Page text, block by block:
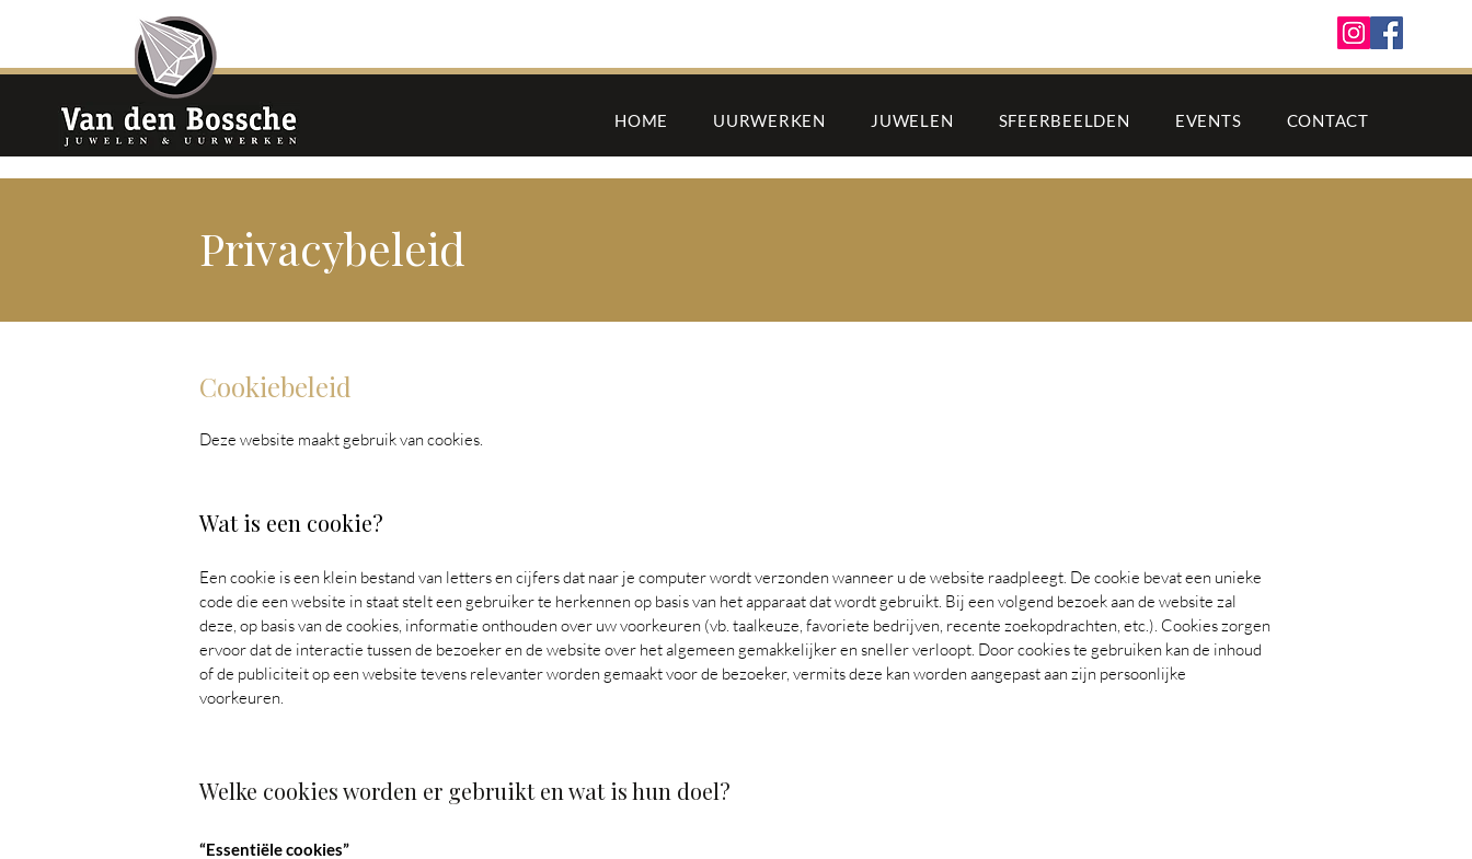
HOME UURWERKEN JUWELEN SFEERBEELDEN EVENTS CONTACT
Privacybeleid
Cookiebeleid
Deze website maakt gebruik van cookies.
Wat is een cookie?
Een cookie is een klein bestand van letters en cijfers dat naar je computer wordt verzonden wanneer u de website raadpleegt. De cookie bevat een unieke
code die een website in staat stelt een gebruiker te herkennen op basis van het apparaat dat wordt gebruikt. Bij een volgend bezoek aan de website zal
deze, op basis van de cookies, informatie onthouden over uw voorkeuren (vb. taalkeuze, favoriete bedrijven, recente zoekopdrachten, etc.). Cookies zorgen
ervoor dat de interactie tussen de bezoeker en de website over het algemeen gemakkelijker en sneller verloopt. Door cookies te gebruiken kan de inhoud
of de publiciteit op een website tevens relevanter worden gemaakt voor de bezoeker, vermits deze kan worden aangepast aan zijn persoonlijke
voorkeuren.
Welke cookies worden er gebruikt en wat is hun doel?
“Essentiële cookies”